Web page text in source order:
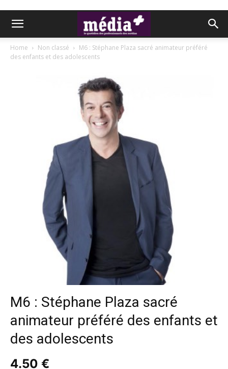
Home Non classé
M6 : Stéphane Plaza sacré animateur préféré
des enfants et des adolescents
M6 : Stéphane Plaza sacré
animateur préféré des enfants et
des adolescents
4.50 €